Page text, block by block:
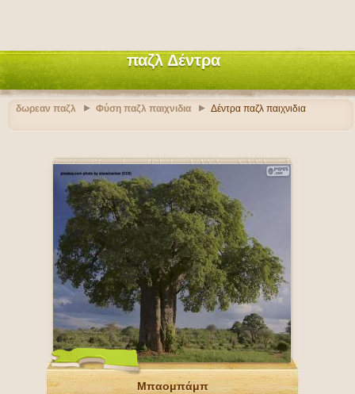
παζλ Δέντρα
δωρεαν παζλ Φύση παζλ παιχνιδια Δέντρα παζλ παιχνιδια
Μπαομπάμπ